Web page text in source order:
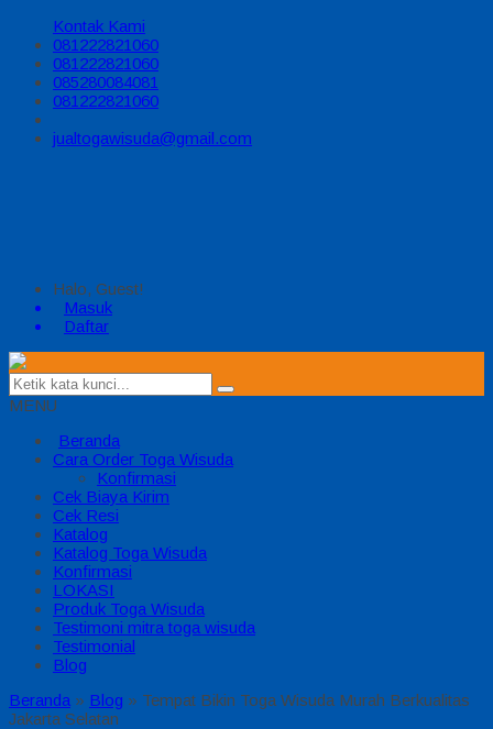
Kontak Kami
081222821060
081222821060
085280084081
081222821060
jualtogawisuda@gmail.com
Halo, Guest!
Masuk
Daftar
MENU
Beranda
Cara Order Toga Wisuda
Konfirmasi
Cek Biaya Kirim
Cek Resi
Katalog
Katalog Toga Wisuda
Konfirmasi
LOKASI
Produk Toga Wisuda
Testimoni mitra toga wisuda
Testimonial
Blog
Beranda » Blog » Tempat Bikin Toga Wisuda Murah Berkualitas
Jakarta Selatan